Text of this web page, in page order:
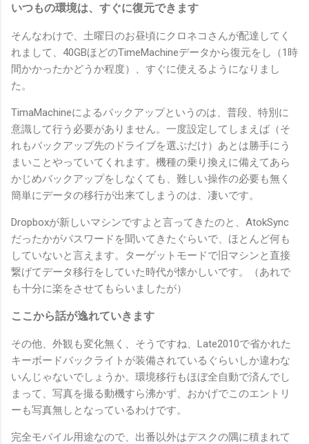
いつもの環境は、すぐに復元できます
そんなわけで、土曜日のお昼頃にクロネコさんが配達してく
れまして、40GBほどのTimeMachineデータから復元をし（1時
間かかったかどうか程度）、すぐに使えるようになりまし
た。
TimaMachineによるバックアップというのは、普段、特別に
意識して行う必要がありません。一度設定してしまえば（そ
れもバックアップ先のドライブを選ぶだけ）あとは勝手にう
まいことやっていてくれます。機種の乗り換えに備えてあら
かじめバックアップをしなくても、難しい操作の必要も無く
簡単にデータの移行が出来てしまうのは、凄いです。
Dropboxが新しいマシンですよと言ってきたのと、AtokSync
だったかがパスワードを聞いてきたぐらいで、ほとんど何も
していないと言えます。ターゲットモードで旧マシンと直接
繋げてデータ移行をしていた時代が懐かしいです。（あれで
も十分に楽をさせてもらいましたが）
ここから話が逸れていきます
その他、外観も変化無く、そうですね、Late2010で省かれた
キーボードバックライトが装備されているぐらいしか違わな
いんじゃないでしょうか。環境移行もほぼ全自動で済んでし
まって、写真を撮る動機すら沸かず、おかげでこのエントリ
ーも写真無しとなっているわけです。
完全モバイル用途なので、出番以外はデスクの隅に積まれて